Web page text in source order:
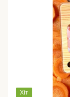
Хіт